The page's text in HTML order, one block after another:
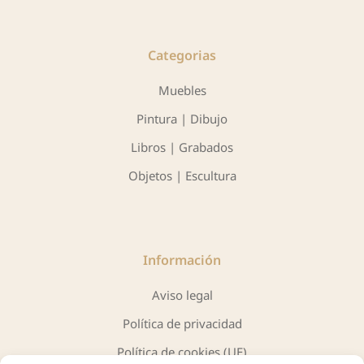
Categorias
Muebles
Pintura | Dibujo
Libros | Grabados
Objetos | Escultura
Información
Aviso legal
Política de privacidad
Política de cookies (UE)